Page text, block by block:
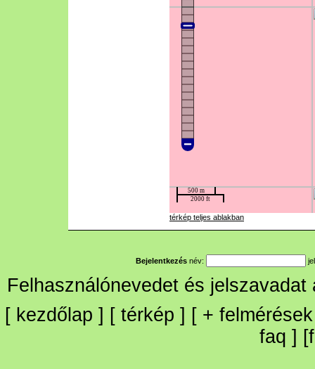
térkép teljes ablakban
Bejelentkezés név:
Felhasználónevedet és
[ kezdőlap ] [ térkép ] [ + felmérések
faq ] [